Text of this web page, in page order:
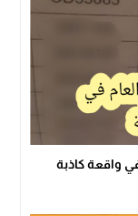
واقعة كاذبة